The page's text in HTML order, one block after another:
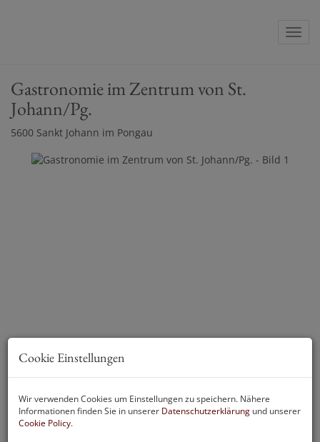
Gastronomie im Zentrum von St.
Johann/Pg.
5600 Sankt Johann im Pongau
Cookie Einstellungen
Wir verwenden Cookies um Einstellungen zu speichern. Nähere
Informationen finden Sie in unserer Datenschutzerklärung und unserer
Cookie Policy.